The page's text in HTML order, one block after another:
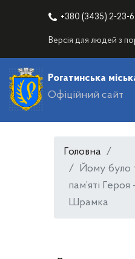
+380 (3435) 2-23-
Версія для людей з
Рогатинська
Офіційний сайт
Головна
Йому було
пам’яті
Шрамка